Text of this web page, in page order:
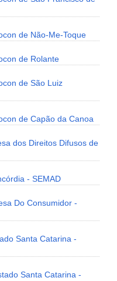
de Não-Me-Toque
de Rolante
de São Luiz
de Capão da Canoa
dos Direitos Difusos de
- SEMAD
Do Consumidor -
Santa Catarina -
Santa Catarina -